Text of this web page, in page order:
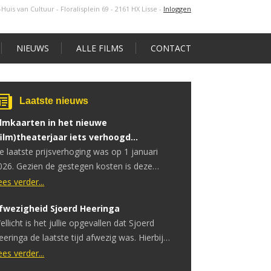
van Cultuur - Floralisplein 69 - 2161 HX Lisse - Inloggen
NIEUWS ALLE FILMS CONTACT
Laatste nieuws
in het nieuwe
iets verhoogd…
laatste prijsverhoging was op 1 januari
Gezien de gestegen kosten is deze
noodzakelijk.
verder...
Sjoerd Heeringa
is het jullie opgevallen dat Sjoerd
de laatste tijd afwezig was. Hierbij
wij wat de reden hiervoor is. Sjoerd
verder...